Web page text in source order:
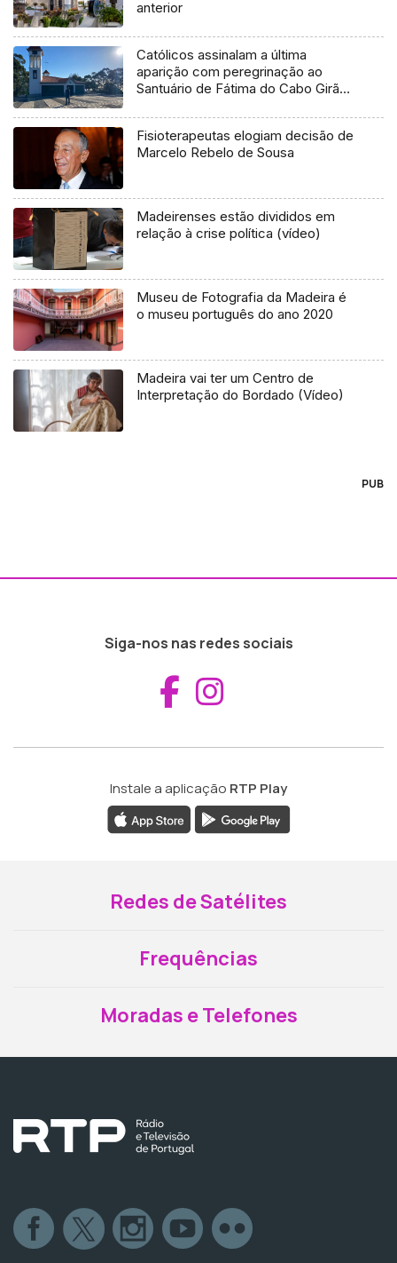
anterior
Católicos assinalam a última
aparição com peregrinação ao
Santuário de Fátima do Cabo Girão
Fisioterapeutas elogiam decisão de
Marcelo Rebelo de Sousa
Madeirenses estão divididos em
relação à crise política (vídeo)
Museu de Fotografia da Madeira é
o museu português do ano 2020
Madeira vai ter um Centro de
Interpretação do Bordado (Vídeo)
PUB
Siga-nos nas redes sociais
Aceder ao
Instale a aplicação RTP Play
Redes de Satélites
Frequências
Moradas e Telefones